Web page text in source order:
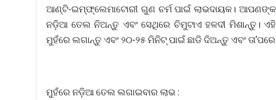
ଆଣ୍ଟି-ଇମ୍ଫ୍ଲେମାଟୋରୀ ଗୁଣ ଚର୍ମ ପାଇଁ ଲାଭଦାୟକ।
ନଡ଼ିଆ ତେଲ ନିଅନ୍ତୁ ଏବଂ ସେଥିରେ ଚିମୁଟାଏ ହଳଦୀ ମିଶାନ୍ତୁ।
ମୁହଁରେ ଲଗାନ୍ତୁ ଏବଂ ୨୦-୨୫ ମିନିଟ୍ ପାଇଁ ଛାଡି ଦିଅନ୍ତୁ ଏବଂ
ମୁହଁରେ ନଡ଼ିଆ ତେଲ ଲଗାଇବାର ଲାଭ :